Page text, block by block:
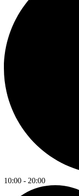
10:00 - 20:00